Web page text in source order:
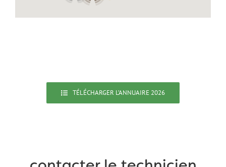
TÉLÉCHARGER L’ANNUAIRE 2026